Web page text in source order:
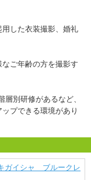
した衣装撮影、婚礼
ご年齢の方を撮影す
別研修があるなど、
プできる環境があり
ガイシャ ブルークレ